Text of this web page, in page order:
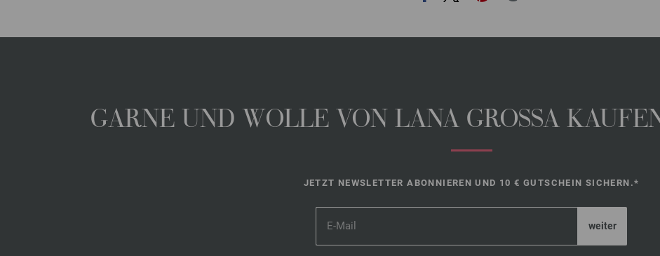
GARNE UND WOLLE VON LANA GROSSA
JETZT NEWSLETTER ABONNIEREN UND 10 € GUTSCHEIN SICHERN.*